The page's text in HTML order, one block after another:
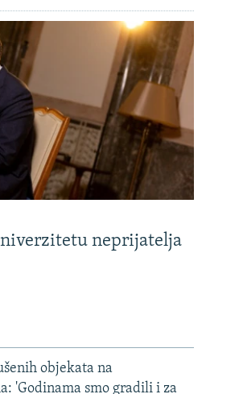
neprijatelja
objekata na
'Godinama smo gradili i za